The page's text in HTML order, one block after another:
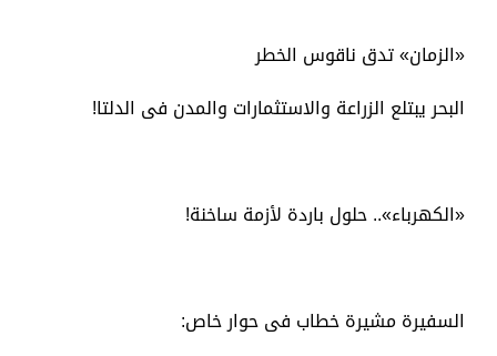
«الزمان» تدق ناقوس الخطر
البحر يبتلع الزراعة والاستثمارات والمدن فى الدلتا!
«الكهرباء».. حلول باردة لأزمة ساخنة!
السفيرة مشيرة خطاب فى حوار خاص: